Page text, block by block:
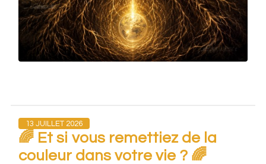
13 JUILLET 2026
🌈 Et si vous remettiez de la
couleur dans votre vie ? 🌈